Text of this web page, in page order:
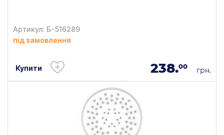
Артикул: Б-516289
під замовлення
Купити 238.00 грн.